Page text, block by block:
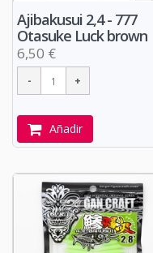
Ajibakusui 2,4 - 777
Otasuke Luck brown
6,50 €
Añadir